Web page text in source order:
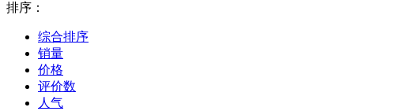
排序：
综合排序
销量
价格
评价数
人气